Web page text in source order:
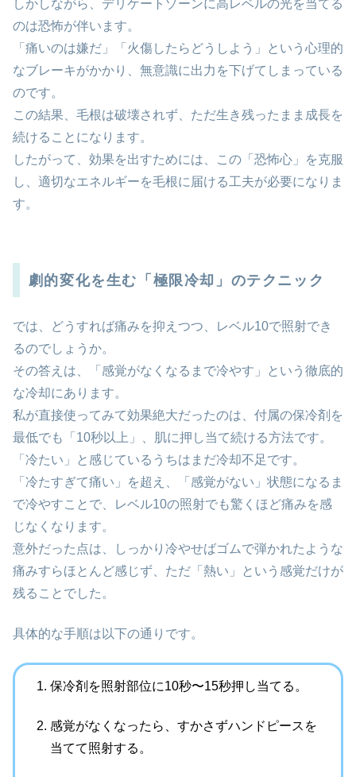
しかしながら、デリケートゾーンに高レベルの光を当てる
のは恐怖が伴います。
「痛いのは嫌だ」「火傷したらどうしよう」という心理的
なブレーキがかかり、無意識に出力を下げてしまっている
のです。
この結果、毛根は破壊されず、ただ生き残ったまま成長を
続けることになります。
したがって、効果を出すためには、この「恐怖心」を克服
し、適切なエネルギーを毛根に届ける工夫が必要になりま
す。
劇的変化を生む「極限冷却」のテクニック
では、どうすれば痛みを抑えつつ、レベル10で照射でき
るのでしょうか。
その答えは、「感覚がなくなるまで冷やす」という徹底的
な冷却にあります。
私が直接使ってみて効果絶大だったのは、付属の保冷剤を
最低でも「10秒以上」、肌に押し当て続ける方法です。
「冷たい」と感じているうちはまだ冷却不足です。
「冷たすぎて痛い」を超え、「感覚がない」状態になるま
で冷やすことで、レベル10の照射でも驚くほど痛みを感
じなくなります。
意外だった点は、しっかり冷やせばゴムで弾かれたような
痛みすらほとんど感じず、ただ「熱い」という感覚だけが
残ることでした。
具体的な手順は以下の通りです。
保冷剤を照射部位に10秒〜15秒押し当てる。
感覚がなくなったら、すかさずハンドピースを
当てて照射する。